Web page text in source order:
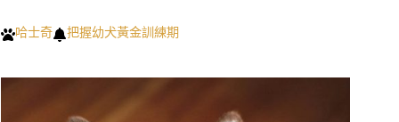
哈士奇 把握幼犬黃金訓練期